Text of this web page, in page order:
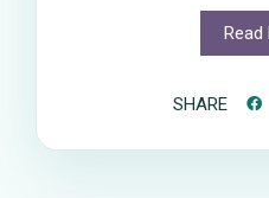
Read
SHARE